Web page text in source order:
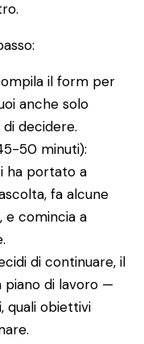
il form per
anche solo
decidere.
50 minuti):
ha portato a
fa alcune
e comincia a
di continuare, il
piano di lavoro —
quali obiettivi